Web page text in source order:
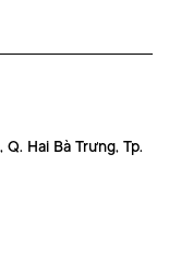
Hai Bà Trưng, Tp.